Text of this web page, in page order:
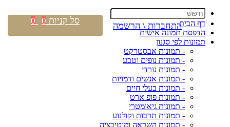
דף הבית
הדפסת תמונה אישית
תמונות לפי סגנון
- תמונות אבסטרקט
- תמונות נופים וטבע
- תמונות נורדי
- תמונות אנשים ודמויות
- תמונות בעלי חיים
- תמונות פופ ארט
- תמונות גיאומטרי
- תמונות תרבות וקולנוע
- תמונות השראה ומוטיבציה
התחברות \ הרשמה סל קניות 0
0